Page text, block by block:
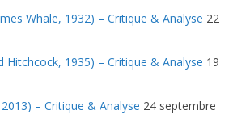
Whale, 1932) – Critique & Analyse 22
Hitchcock, 1935) – Critique & Analyse 19
– Critique & Analyse 24 septembre